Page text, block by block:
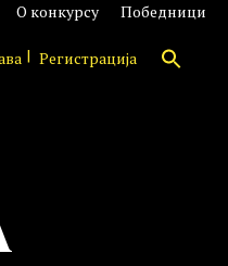
О конкурсу Победници
Регистрација